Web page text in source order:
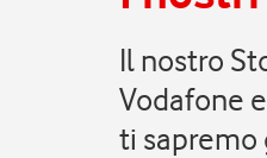
Il nostro
Vodafone
ti sapremo